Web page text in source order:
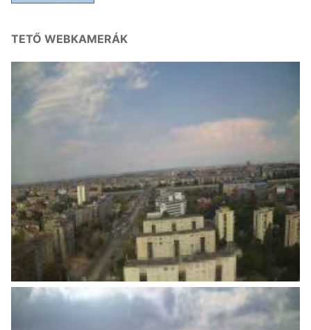
TETŐ WEBKAMERÁK